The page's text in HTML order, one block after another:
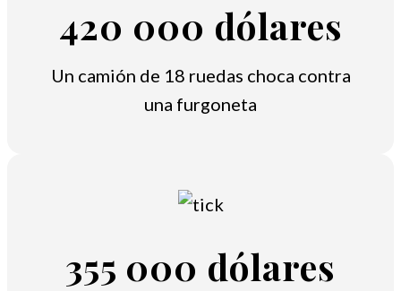
420 000 dólares
Un camión de 18 ruedas choca contra
una furgoneta
355 000 dólares